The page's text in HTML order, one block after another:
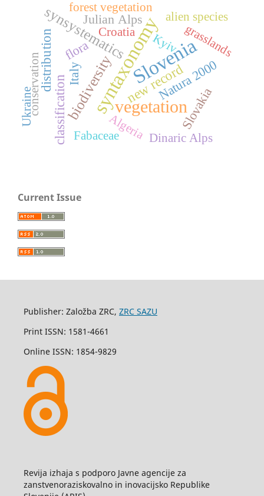
Slovenia
syntaxonomy
vegetation
synsystematics
biodiversity new record
classification
distribution Italy
Julian Alps
flora
Natura 2000
Slovakia
Croatia
conservation
grasslands
alien species
Algeria
Ukraine
Dinaric Alps
forest vegetation
Fabaceae
Kyiv
Current Issue
Publisher: Založba ZRC, ZRC SAZU
Print ISSN: 1581-4661
Online ISSN: 1854-9829
Revija izhaja s podporo Javne agencije za
zanstvenoraziskovalno in inovacijsko Republike